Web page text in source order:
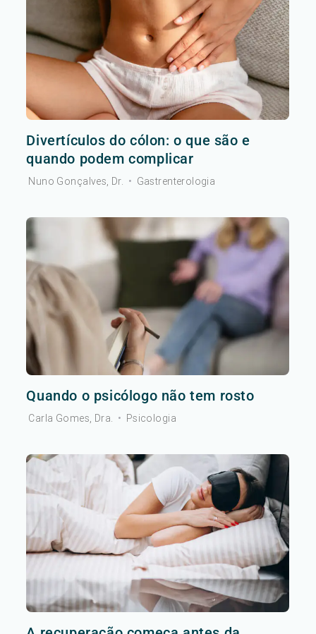
Divertículos do cólon: o que são e
quando podem complicar
Nuno Gonçalves, Dr. • Gastrenterologia
Quando o psicólogo não tem rosto
Carla Gomes, Dra. • Psicologia